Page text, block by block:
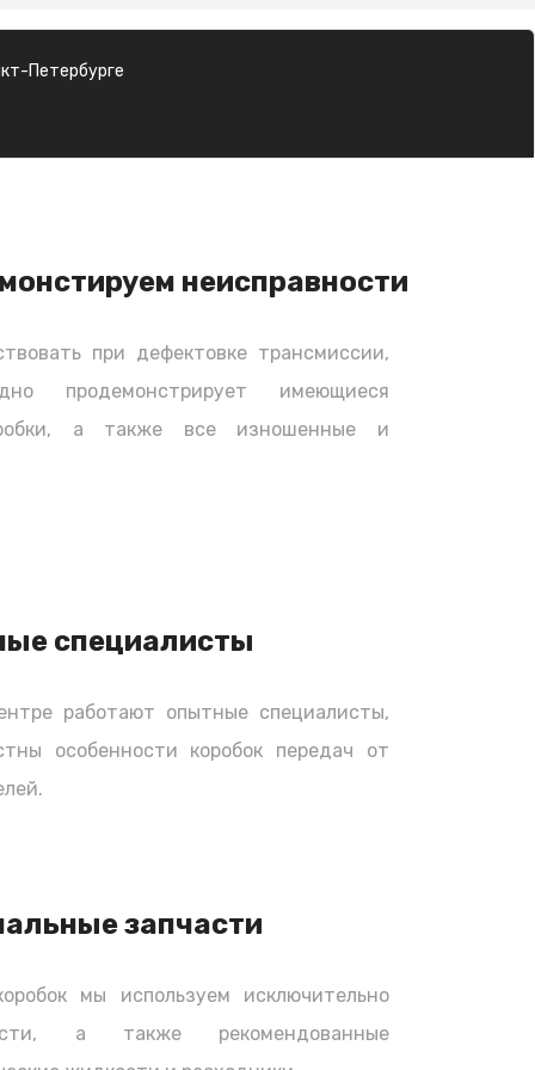
Петербурге
неисправности
при дефектовке трансмиссии,
продемонстрирует имеющиеся
а также все изношенные и
специалисты
работают опытные специалисты,
особенности коробок передач от
запчасти
мы используем исключительно
а также рекомендованные